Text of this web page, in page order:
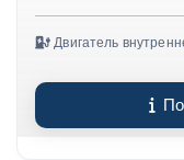
Двигатель